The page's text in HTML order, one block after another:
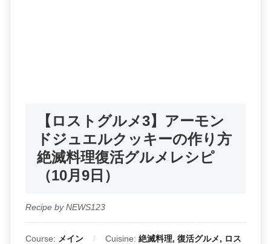
【ロストグルメ3】アーモン
ドジュエルクッキーの作り方
絶滅料理復活グルメレシピ
（10月9日）
Recipe by NEWS123
Course: メイン Cuisine: 絶滅料理, 復活グルメ, ロス